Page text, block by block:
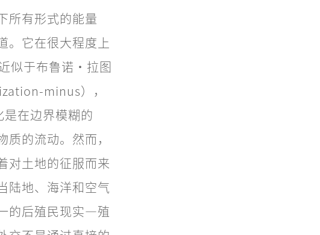
所有形式的能量
。它在很大程度上
似于布鲁诺·拉图
minus），
是在边界模糊的
的流动。然而，
对土地的征服而来
陆地、海洋和空气
的后殖民现实—殖